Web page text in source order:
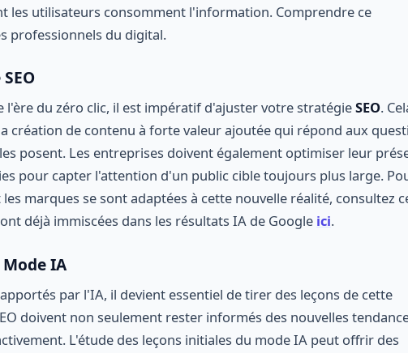
les utilisateurs consomment l'information. Comprendre ce
professionnels du digital.
l'ère du zéro clic, il est impératif d'ajuster votre stratégieSEO.
création de contenu à forte valeur ajoutée qui répond aux
posent. Les entreprises doivent également optimiser leur
pour capter l'attention d'un public cible toujours plus large.
marques se sont adaptées à cette nouvelle réalité, consultez
déjà immiscées dans les résultats IA de Google ici.
IA
par l'IA, il devient essentiel de tirer des leçons de cette
doivent non seulement rester informés des nouvelles
L'étude des leçons initiales du mode IA peut offrir des